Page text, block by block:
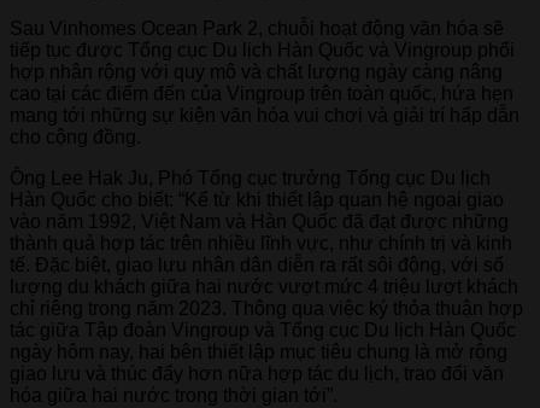
Sau Vinhomes Ocean Park 2, chuỗi hoạt động văn hóa sẽ
tiếp tục được Tổng cục Du lịch Hàn Quốc và Vingroup phối
hợp nhân rộng với quy mô và chất lượng ngày càng nâng
cao tại các điểm đến của Vingroup trên toàn quốc, hứa hẹn
mang tới những sự kiện văn hóa vui chơi và giải trí hấp dẫn
cho cộng đồng.
Ông Lee Hak Ju, Phó Tổng cục trưởng Tổng cục Du lịch
Hàn Quốc cho biết: “Kể từ khi thiết lập quan hệ ngoại giao
vào năm 1992, Việt Nam và Hàn Quốc đã đạt được những
thành quả hợp tác trên nhiều lĩnh vực, như chính trị và kinh
tế. Đặc biệt, giao lưu nhân dân diễn ra rất sôi động, với số
lượng du khách giữa hai nước vượt mức 4 triệu lượt khách
chỉ riêng trong năm 2023. Thông qua việc ký thỏa thuận hợp
tác giữa Tập đoàn Vingroup và Tổng cục Du lịch Hàn Quốc
ngày hôm nay, hai bên thiết lập mục tiêu chung là mở rộng
giao lưu và thúc đẩy hơn nữa hợp tác du lịch, trao đổi văn
hóa giữa hai nước trong thời gian tới”.